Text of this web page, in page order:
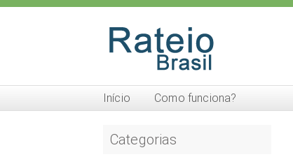
Início Como funciona?
Categorias